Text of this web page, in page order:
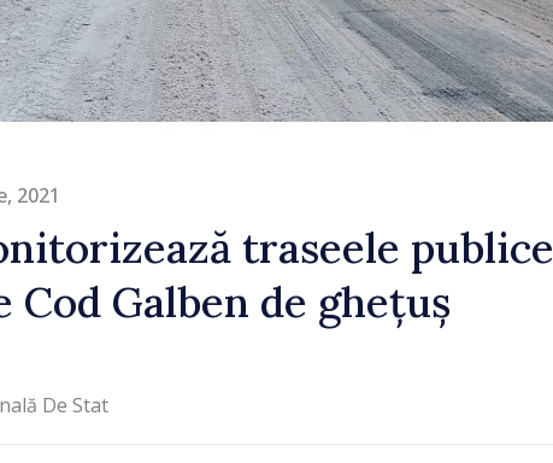
2021
traseele publice
Galben de ghețuș
De Stat